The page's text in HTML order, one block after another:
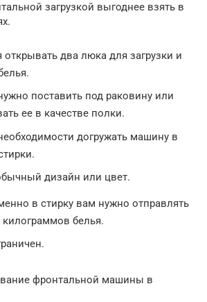
загрузкой выгоднее взять в
открывать два люка для загрузки и
поставить под раковину или
ее в качестве полки.
догружать машину в
дизайн или цвет.
в стирку вам нужно отправлять
белья.
фронтальной машины в